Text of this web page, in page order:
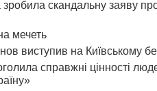
скандальну заяву
мечеть
виступив на Київському
справжні цінності